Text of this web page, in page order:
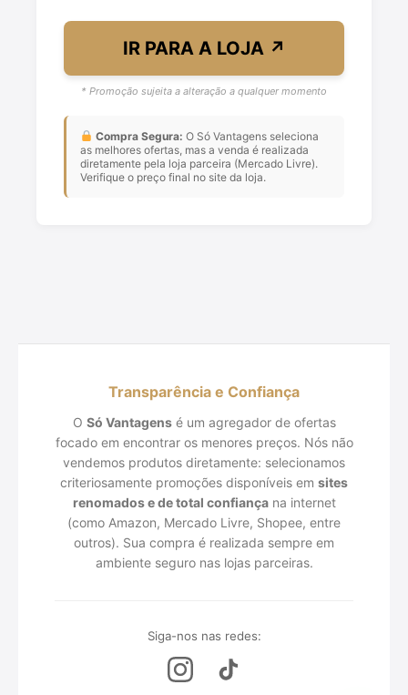
IR PARA A LOJA ↗
* Promoção sujeita a alteração a qualquer momento
Compra Segura: O Só Vantagens seleciona
as melhores ofertas, mas a venda é realizada
diretamente pela loja parceira (Mercado Livre).
Verifique o preço final no site da loja.
Transparência e Confiança
O Só Vantagensé um agregador de ofertas
focado em encontrar os menores preços. Nós não
vendemos produtos diretamente: selecionamos
criteriosamente promoções disponíveis em sites
renomados e de total confiançana internet
(como Amazon, Mercado Livre, Shopee, entre
outros). Sua compra é realizada sempre em
ambiente seguro nas lojas parceiras.
Siga-nos nas redes: